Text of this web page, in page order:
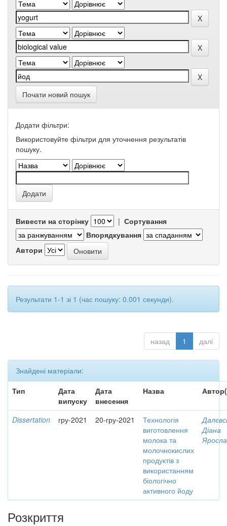
Почати новий пошук
Додати фільтри:
Використовуйте фільтри для уточнення результатів
пошуку.
Вивести на сторінку | Сортування
Впорядкування
Автори
Результати 1-1 зі 1 (час пошуку: 0.001 секунди).
назад 1 далі
Знайдені матеріали:
Тип
Дата
випуску
Дата
внесення
Назва
Dissertation гру-2021 20-гру-2021
Технологія
виготовлення
молока та
молочнокислих
продуктів з
використанням
біологічно
активного йоду
Діана
Розкриття